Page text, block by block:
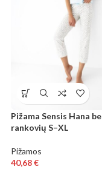
Pižama Sensis Hana be
rankovių S–XL
Pižamos
40,68€